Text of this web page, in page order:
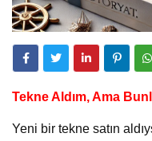
Tekne Aldım, Ama
Yeni bir tekne satın